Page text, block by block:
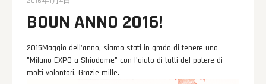
BOUN ANNO 2016!
2015Maggio dell'anno, siamo stati in grado di tenere una
"Milano EXPO a Shiodome" con l'aiuto di tutti del potere di
molti volontari. Grazie mille.